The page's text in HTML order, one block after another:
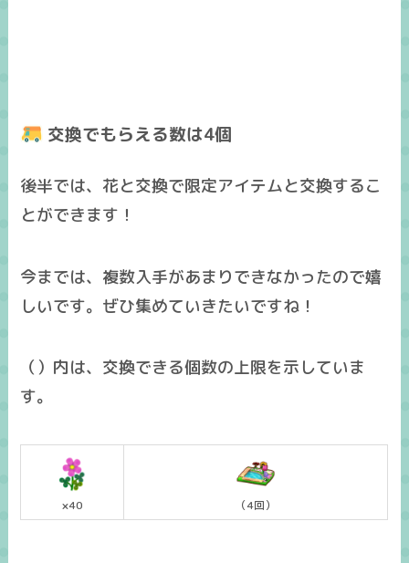
交換でもらえる数は4個
後半では、花と交換で限定アイテムと交換するこ
とができます！
今までは、複数入手があまりできなかったので嬉
しいです。ぜひ集めていきたいですね！
（）内は、交換できる個数の上限を示していま
す。
×40 （4回）